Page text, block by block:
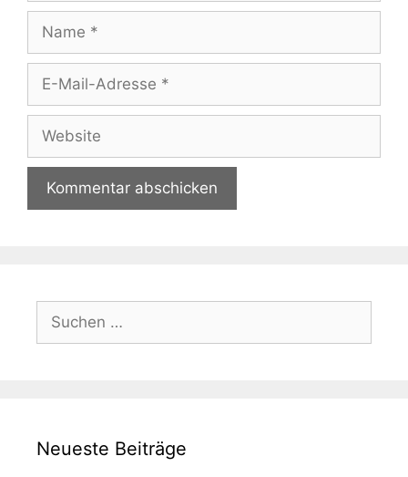
Name
Adresse
Website
Suchen
nach:
Neueste Beiträge